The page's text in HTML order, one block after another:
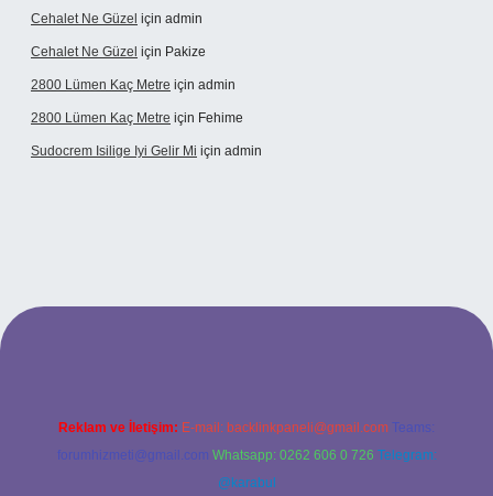
Cehalet Ne Güzel için admin
Cehalet Ne Güzel için Pakize
2800 Lümen Kaç Metre için admin
2800 Lümen Kaç Metre için Fehime
Sudocrem Isilige Iyi Gelir Mi için admin
opera bet giriş
Reklam ve İletişim: E-mail: backlinkpaneli@gmail.com Teams:
forumhizmeti@gmail.com Whatsapp: 0262 606 0 726 Telegram:
@karabul